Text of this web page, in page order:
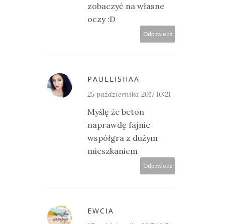
zobaczyć na własne
oczy :D
Odpowiedz
PAULLISHAA
25 października 2017 10:21
Myślę że beton
naprawdę fajnie
współgra z dużym
mieszkaniem
Odpowiedz
EWCIA